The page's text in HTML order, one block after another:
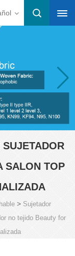
SALON TOP
> Sujetador
no tejido Beauty for